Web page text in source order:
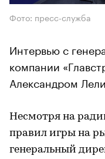
Фото: пресс-служба
Интервью с
компании
Александром
Несмотря на
правил игры на
генеральный